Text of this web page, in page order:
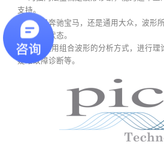
支持。
无论你是奔驰宝马，还是通用大众，波形
制和执行状态。
TG擅长使用组合波形的分析方式，进行理
疑难故障诊断等。